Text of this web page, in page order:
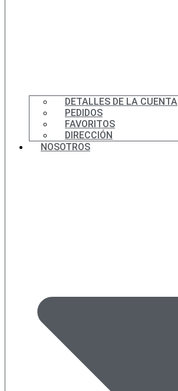
DETALLES DE LA CUENTA
PEDIDOS
FAVORITOS
DIRECCIÓN
NOSOTROS